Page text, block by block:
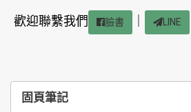
固頁筆記
歡迎聯繫我們 臉書 LINE